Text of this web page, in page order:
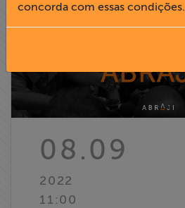
English
Institucional
Informação
08.09
2022
11:00
concorda com essas condições.